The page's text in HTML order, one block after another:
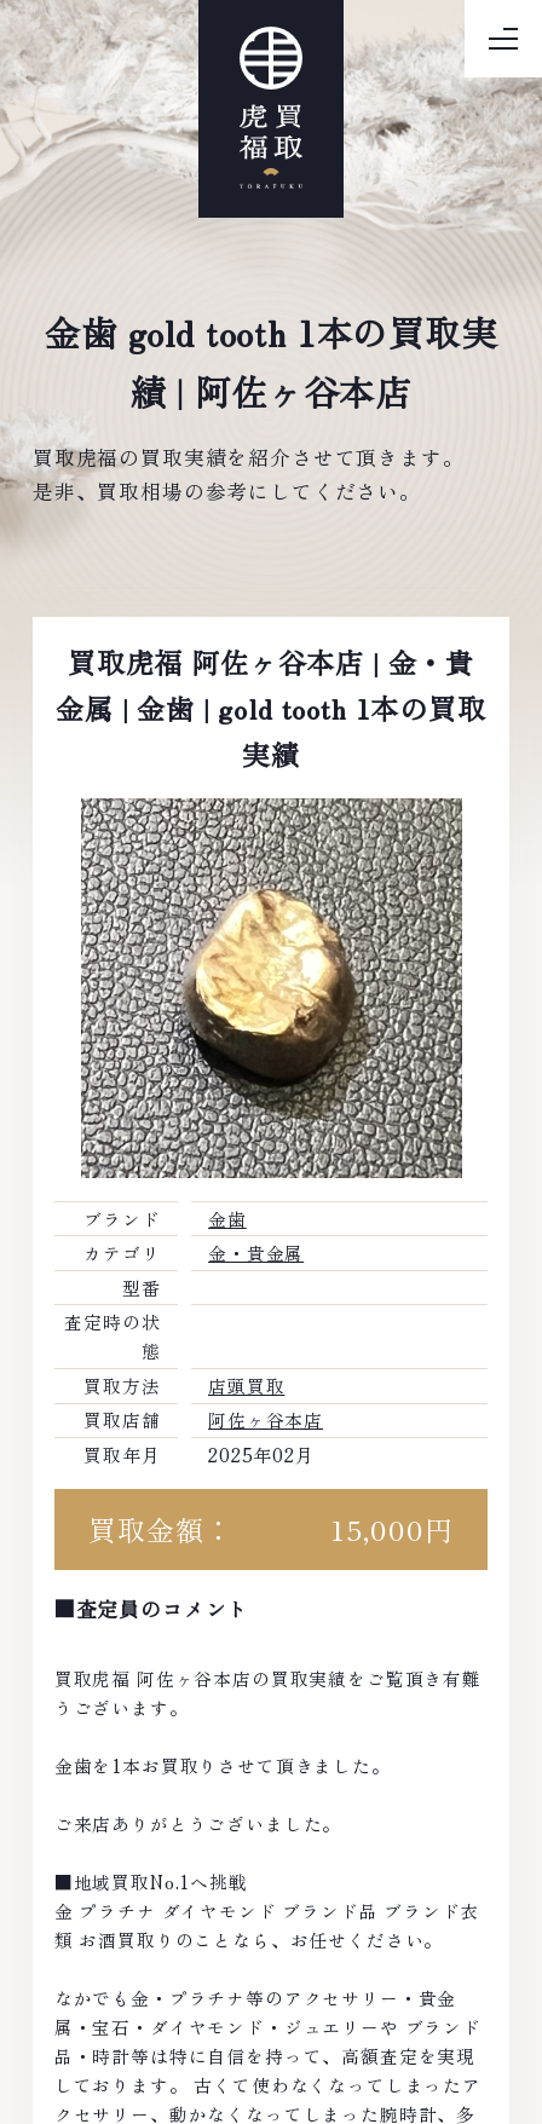
金歯 gold tooth 1本の買取実
績 | 阿佐ヶ谷本店
買取虎福の買取実績を紹介させて頂きます。
是非、買取相場の参考にしてください。
買取虎福 阿佐ヶ谷本店 | 金・貴
金属 | 金歯 | gold tooth 1本の買取
実績
ブランド
金歯
カテゴリ
金・貴金属
型番
査定時の状
態
買取方法
店頭買取
買取店舗
阿佐ヶ谷本店
買取年月
2025年02月
買取金額： 15,000円
■査定員のコメント
買取虎福 阿佐ヶ谷本店の買取実績をご覧頂き有難
うございます。
金歯を1本お買取りさせて頂きました。
ご来店ありがとうございました。
■地域買取No.1へ挑戦
金 プラチナ ダイヤモンド ブランド品 ブランド衣
類 お酒買取りのことなら、お任せください。
なかでも金・プラチナ等のアクセサリー・貴金
属・宝石・ダイヤモンド・ジュエリーや ブランド
品・時計等は特に自信を持って、高額査定を実現
しております。 古くて使わなくなってしまったア
クセサリー、動かなくなってしまった腕時計、多